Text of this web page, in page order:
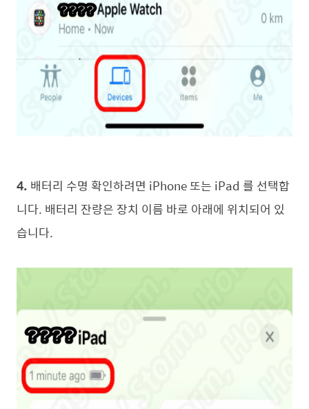
4. 배터리 수명 확인하려면 iPhone 또는 iPad 를 선택합
니다. 배터리 잔량은 장치 이름 바로 아래에 위치되어 있
습니다.